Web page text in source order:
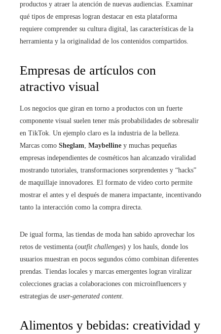
productos y atraer la atención de nuevas audiencias. Examinar
qué tipos de empresas logran destacar en esta plataforma
requiere comprender su cultura digital, las características de la
herramienta y la originalidad de los contenidos compartidos.
Empresas de artículos con
atractivo visual
Los negocios que giran en torno a productos con un fuerte
componente visual suelen tener más probabilidades de sobresalir
en TikTok. Un ejemplo claro es la industria de la belleza.
Marcas como Sheglam, Maybelline y muchas pequeñas
empresas independientes de cosméticos han alcanzado viralidad
mostrando tutoriales, transformaciones sorprendentes y “hacks”
de maquillaje innovadores. El formato de video corto permite
mostrar el antes y el después de manera impactante, incentivando
tanto la interacción como la compra directa.
De igual forma, las tiendas de moda han sabido aprovechar los
retos de vestimenta (outfit challenges) y los hauls, donde los
usuarios muestran en pocos segundos cómo combinan diferentes
prendas. Tiendas locales y marcas emergentes logran viralizar
colecciones gracias a colaboraciones con microinfluencers y
estrategias de user-generated content.
Alimentos y bebidas: creatividad y